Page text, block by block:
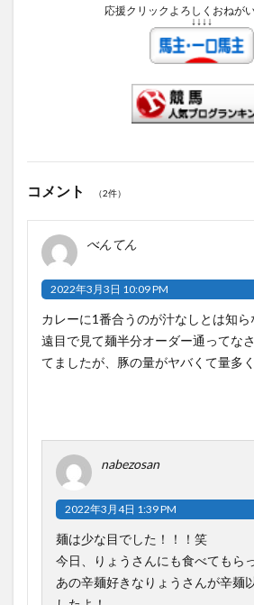
応援クリックよろしくおねが
↓↓↓↓
コメント （2件）
べんてん
2022年3月3日 10:09 PM
カレーに1番合うのが汁なしとは知ら
遠目で見て麺半分オーダー通ってな
てましたが、豚の量がヤバくて量多
nabezosan
2022年3月4日 1:39 PM
麺は少な目でした！！！笑
今日、りょうさんにも食べてもら
あの辛麺好きなりょうさんが辛麺